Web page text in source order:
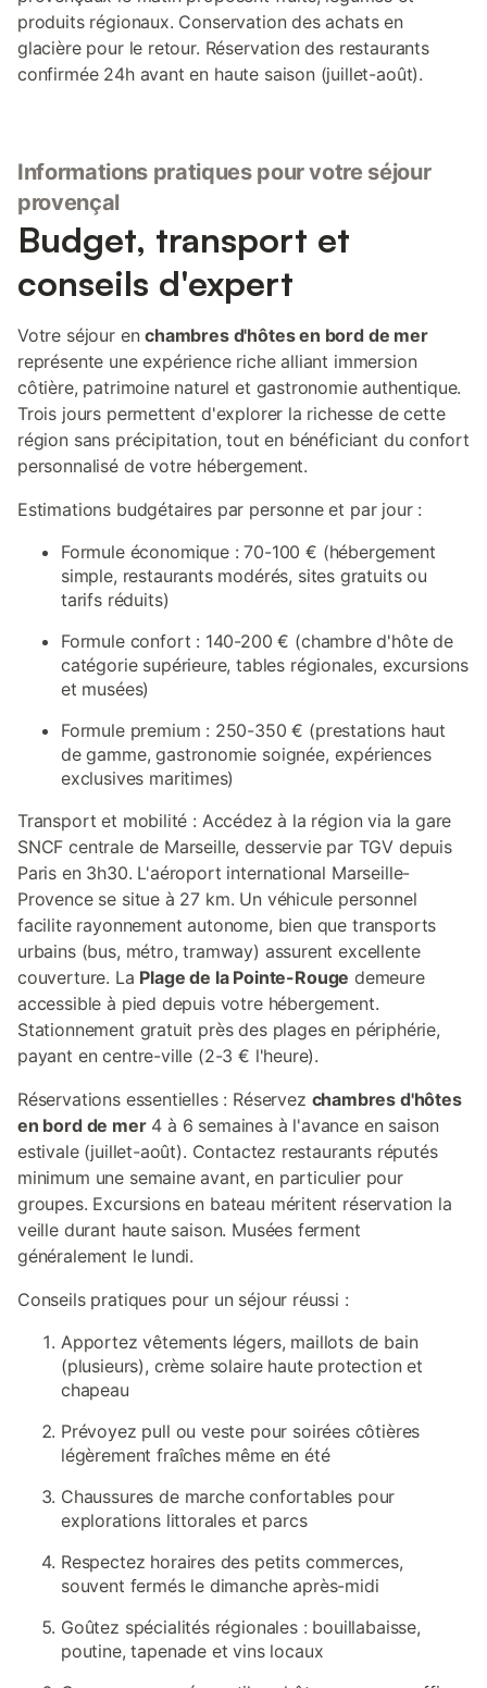
produits régionaux. Conservation des achats en
glacière pour le retour. Réservation des restaurants
confirmée 24h avant en haute saison (juillet-août).
Informations pratiques pour votre séjour
provençal
Budget, transport et
conseils d'expert
Votre séjour enchambres d'hôtes en bord de mer
représente une expérience riche alliant immersion
côtière, patrimoine naturel et gastronomie authentique.
Trois jours permettent d'explorer la richesse de cette
région sans précipitation, tout en bénéficiant du confort
personnalisé de votre hébergement.
Estimations budgétaires par personne et par jour :
Formule économique : 70-100 € (hébergement
simple, restaurants modérés, sites gratuits ou
tarifs réduits)
Formule confort : 140-200 € (chambre d'hôte de
catégorie supérieure, tables régionales, excursions
et musées)
Formule premium : 250-350 € (prestations haut
de gamme, gastronomie soignée, expériences
exclusives maritimes)
Transport et mobilité : Accédez à la région via la gare
SNCF centrale de Marseille, desservie par TGV depuis
Paris en 3h30. L'aéroport international Marseille-
Provence se situe à 27 km. Un véhicule personnel
facilite rayonnement autonome, bien que transports
urbains (bus, métro, tramway) assurent excellente
couverture. La Plage de la Pointe-Rouge demeure
accessible à pied depuis votre hébergement.
Stationnement gratuit près des plages en périphérie,
payant en centre-ville (2-3 € l'heure).
Réservations essentielles : Réservez chambres d'hôtes
en bord de mer4 à 6 semaines à l'avance en saison
estivale (juillet-août). Contactez restaurants réputés
minimum une semaine avant, en particulier pour
groupes. Excursions en bateau méritent réservation la
veille durant haute saison. Musées ferment
généralement le lundi.
Conseils pratiques pour un séjour réussi :
Apportez vêtements légers, maillots de bain
(plusieurs), crème solaire haute protection et
chapeau
Prévoyez pull ou veste pour soirées côtières
légèrement fraîches même en été
Chaussures de marche confortables pour
explorations littorales et parcs
Respectez horaires des petits commerces,
souvent fermés le dimanche après-midi
Goûtez spécialités régionales : bouillabaisse,
poutine, tapenade et vins locaux